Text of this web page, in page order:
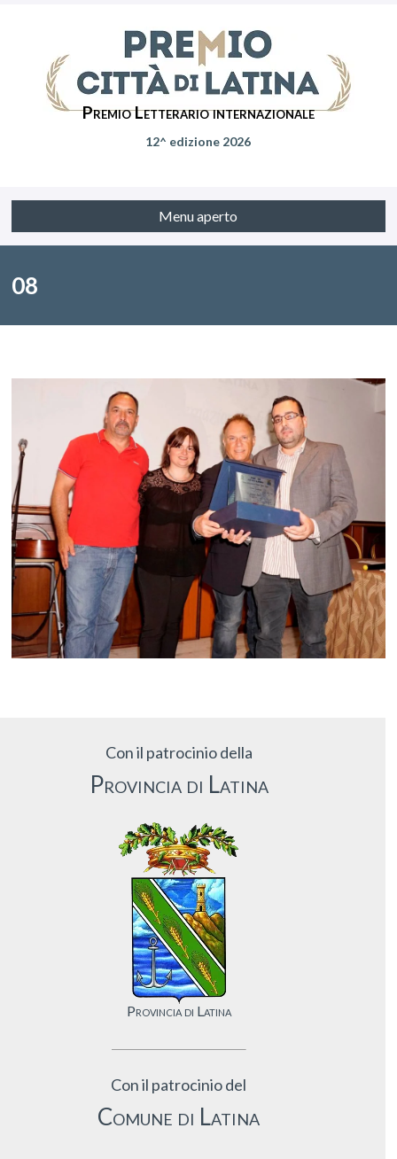
Premio Letterario internazionale
12^ edizione 2026
Menu aperto
08
Con il patrocinio della
Provincia di Latina
Provincia di Latina
Con il patrocinio del
Comune di Latina